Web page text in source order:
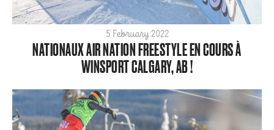
5 February 2022
NATIONAUX AIR NATION FREESTYLE EN COURS À
WINSPORT CALGARY, AB !